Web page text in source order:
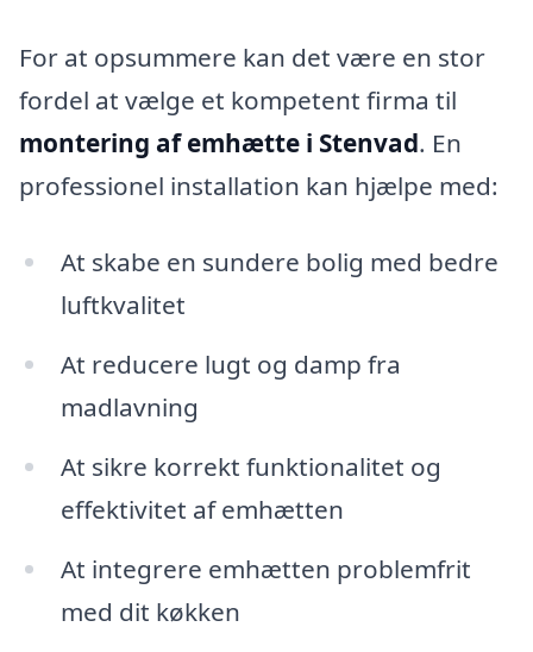
For at opsummere kan det være en stor
fordel at vælge et kompetent firma til
montering af emhætte i Stenvad. En
professionel installation kan hjælpe med:
At skabe en sundere bolig med bedre
luftkvalitet
At reducere lugt og damp fra
madlavning
At sikre korrekt funktionalitet og
effektivitet af emhætten
At integrere emhætten problemfrit
med dit køkken